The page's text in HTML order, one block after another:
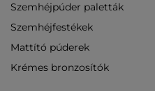
Szemhéjpúder paletták
Szemhéjfestékek
Mattító púderek
Krémes bronzosítók